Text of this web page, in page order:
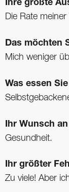
Ihre größte
Die Rate
Das möchten
Mich weniger
Was essen
Ihr Wunsch
Gesundheit.
Ihr größter
Zu viele! Aber